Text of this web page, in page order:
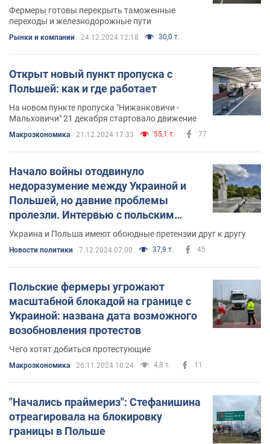
Фермеры готовы перекрыть таможенные
переходы и железнодорожные пути
Рынки и компании 24.12.2024 12:18 30,0 т.
Открыт новый пункт пропуска с
Польшей: как и где работает
На новом пункте пропуска "Нижанковичи -
Мальховичи" 21 декабря стартовало движение
Mакроэкономика 21.12.2024 17:33 55,1 т. 77
Начало войны отодвинуло
недоразумение между Украиной и
Польшей, но давние проблемы
пролезли. Интервью с польским
международным экспертом
Украина и Польша имеют обоюдные претензии друг к другу
Новости политики 7.12.2024 07:00 37,9 т. 45
Польские фермеры угрожают
масштабной блокадой на границе с
Украиной: названа дата возможного
возобновления протестов
Чего хотят добиться протестующие
Mакроэкономика 26.11.2024 10:24 4,8 т. 11
"Начались праймериз": Стефанишина
отреагировала на блокировку
границы в Польше